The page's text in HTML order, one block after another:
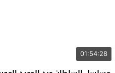
01:54:28